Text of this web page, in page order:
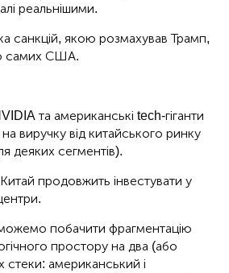
реальнішими.
санкцій, якою розмахував Трамп,
самих США.
та американські tech-гіганти
виручку від китайського ринку
деяких сегментів).
продовжить інвестувати у
побачити фрагментацію
простору на два (або
стеки: американський і